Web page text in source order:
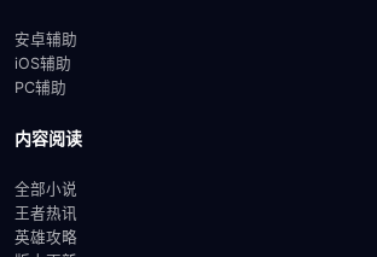
安卓辅助
iOS辅助
PC辅助
内容阅读
全部小说
王者热讯
英雄攻略